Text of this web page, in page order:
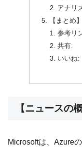
アナリ
【まとめ】
参考リ
共有:
いいね:
【ニュースの
Microsoftは、Azure